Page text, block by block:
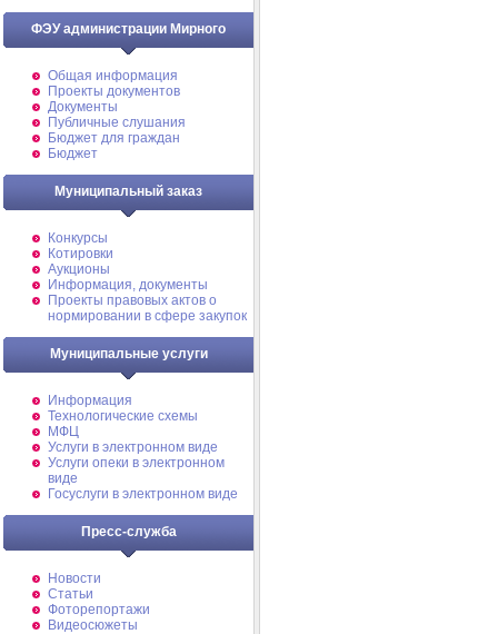
ФЭУ администрации Мирного
Общая информация
Проекты документов
Документы
Публичные слушания
Бюджет для граждан
Бюджет
Муниципальный заказ
Конкурсы
Котировки
Аукционы
Информация, документы
Проекты правовых актов о
нормировании в сфере закупок
Муниципальные услуги
Информация
Технологические схемы
МФЦ
Услуги в электронном виде
Услуги опеки в электронном
виде
Госуслуги в электронном виде
Пресс-служба
Новости
Статьи
Фоторепортажи
Видеосюжеты